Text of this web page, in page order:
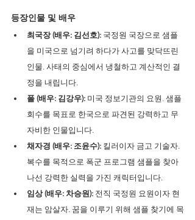
등장인물 및 배우
최국장 (배우: 김선호): 국정원 국장으로 샘플
을 미국으로 넘기려 하다가 사고를 맞닥뜨린
인물. 사태의 중심에서 냉철하고 계산적인 결
정을 내립니다.
폴 (배우: 김강우): 미국 정보기관의 요원. 샘플
회수를 목표로 한국으로 파견된 강력하고 무
자비한 인물입니다.
채자경 (배우: 조윤수): 킬러이자 금고 기술자.
복수를 목적으로 폭군 프로그램 샘플을 찾아
나선 강력한 실력을 가진 캐릭터입니다.
임상 (배우: 차승원): 전직 국정원 요원이자 현
재는 암살자. 꿈을 이루기 위해 샘플 찾기에 목